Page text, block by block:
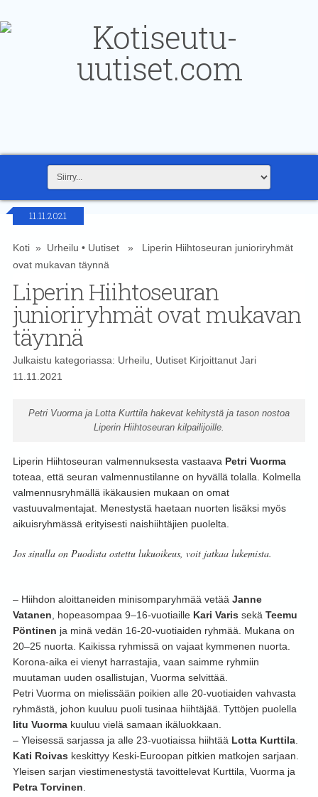
11.11.2021
Koti» Urheilu • Uutiset» Liperin Hiihtoseuran junioriryhmät
ovat mukavan täynnä
Liperin Hiihtoseuran
junioriryhmät ovat mukavan
täynnä
Julkaistu kategoriassa: Urheilu UutisetKirjoittanut Jari
11.11.2021
Petri Vuorma ja Lotta Kurttila hakevat kehitystä ja tason nostoa
Liperin Hiihtoseuran kilpailijoille.
Liperin Hiihtoseuran valmennuksesta vastaava Petri Vuorma
toteaa, että seuran valmennustilanne on hyvällä tolalla. Kolmella
valmennusryhmällä ikäkausien mukaan on omat
vastuuvalmentajat. Menestystä haetaan nuorten lisäksi myös
aikuisryhmässä erityisesti naishiihtäjien puolelta.
Jos sinulla on Puodista ostettu lukuoikeus, voit jatkaa lukemista.
– Hiihdon aloittaneiden minisomparyhmää vetää Janne
Vatanen , hopeasompaa 9–16-vuotiaille Kari Varis sekä Teemu
Pöntinen ja minä vedän 16-20-vuotiaiden ryhmää. Mukana on
20–25 nuorta. Kaikissa ryhmissä on vajaat kymmenen nuorta.
Korona-aika ei vienyt harrastajia, vaan saimme ryhmiin
muutaman uuden osallistujan, Vuorma selvittää.
Petri Vuorma on mielissään poikien alle 20-vuotiaiden vahvasta
ryhmästä, johon kuuluu puoli tusinaa hiihtäjää. Tyttöjen puolella
Iitu Vuormakuuluu vielä samaan ikäluokkaan.
– Yleisessä sarjassa ja alle 23-vuotiaissa hiihtää Lotta Kurttila.
Kati Roivas keskittyy Keski-Euroopan pitkien matkojen sarjaan.
Yleisen sarjan viestimenestystä tavoittelevat Kurttila, Vuorma ja
Petra Torvinen